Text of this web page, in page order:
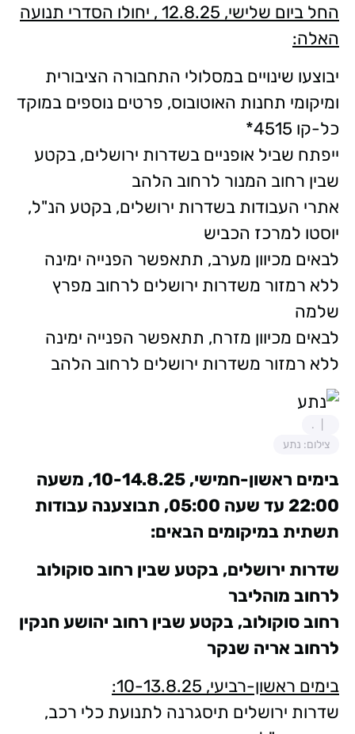
החל ביום שלישי, 12.8.25 , יחולו הסדרי תנועה
האלה:
יבוצעו שינויים במסלולי התחבורה הציבורית
ומיקומי תחנות האוטובוס, פרטים נוספים במוקד
כל-קו 4515*
ייפתח שביל אופניים בשדרות ירושלים, בקטע
שבין רחוב המנור לרחוב הלהב
אתרי העבודות בשדרות ירושלים, בקטע הנ"ל,
יוסטו למרכז הכביש
לבאים מכיוון מערב, תתאפשר הפנייה ימינה
ללא רמזור משדרות ירושלים לרחוב מפרץ
שלמה
לבאים מכיוון מזרח, תתאפשר הפנייה ימינה
ללא רמזור משדרות ירושלים לרחוב הלהב
.
צילום: נתע
בימים ראשון-חמישי, 10-14.8.25, משעה
22:00 עד שעה 05:00, תבוצענה עבודות
תשתית במיקומים הבאים:
שדרות ירושלים, בקטע שבין רחוב סוקולוב
לרחוב מוהליבר
רחוב סוקולוב, בקטע שבין רחוב יהושע חנקין
לרחוב אריה שנקר
בימים ראשון-רביעי, 10-13.8.25:
שדרות ירושלים תיסגרנה לתנועת כלי רכב,